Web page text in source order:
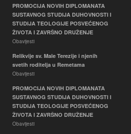
PROMOCIJA NOVIH DIPLOMANATA
SUSTAVNOG STUDIJA DUHOVNOSTI I
STUDIJA TEOLOGIJE POSVEĆENOG
ŽIVOTA I ZAVRŠNO DRUŽENJE
Obavijesti
Relikvije sv. Male Terezije i njenih
svetih roditelja u Remetama
Obavijesti
PROMOCIJA NOVIH DIPLOMANATA
SUSTAVNOG STUDIJA DUHOVNOSTI I
STUDIJA TEOLOGIJE POSVEĆENOG
ŽIVOTA I ZAVRŠNO DRUŽENJE
Obavijesti